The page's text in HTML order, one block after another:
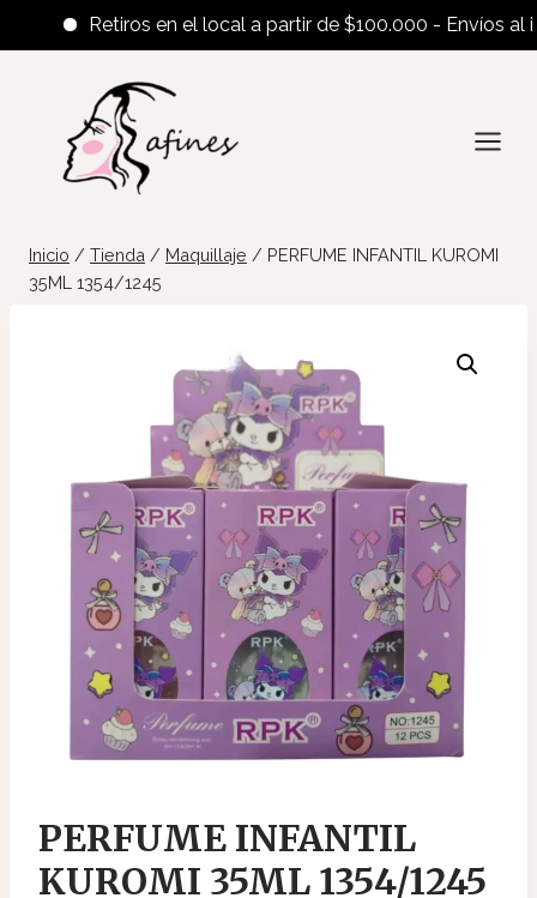
Retiros en el local a partir de $100.000 - Envíos al
contenido
Inicio / Tienda / Maquillaje / PERFUME INFANTIL KUROMI
35ML 1354/1245
PERFUME INFANTIL
KUROMI 35ML 1354/1245